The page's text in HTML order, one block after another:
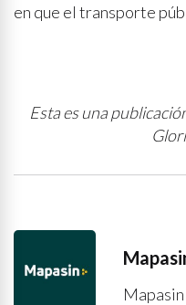
en que el transporte
Esta es una
Mapasin